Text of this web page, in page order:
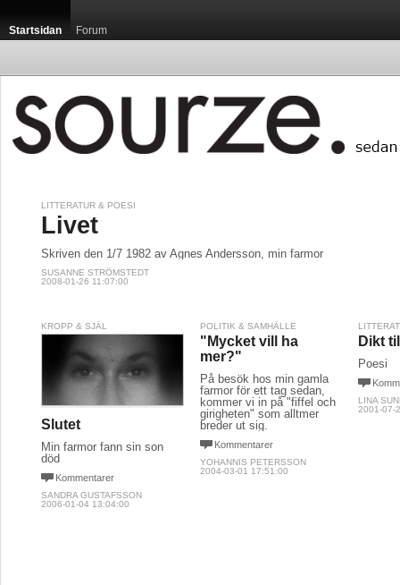
Startsidan Forum
LITTERATUR & POESI
Livet
Skriven den 1/7 1982 av Agnes Andersson, min farmor
SUSANNE STRÖMSTEDT
2008-01-26 11:07:00
KROPP & SJÄL
Slutet
Min farmor fann sin son
död
Kommentarer
SANDRA GUSTAFSSON
2006-01-04 13:04:00
POLITIK & SAMHÄLLE
"Mycket vill ha
mer?"
På besök hos min gamla
farmor för ett tag sedan,
kommer vi in på "fiffel och
girigheten" som alltmer
breder ut sig.
Kommentarer
YOHANNIS PETERSSON
2004-03-01 17:51:00
Dikt
Poesi
LINA
2001-07-